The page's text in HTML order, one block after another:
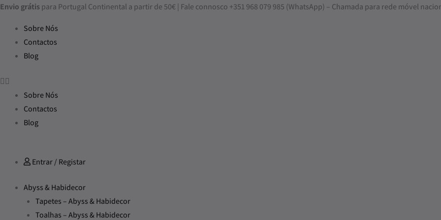
Skip
content
Envio grátispara Portugal Continental a partir de 50€ | Fale connosco +351 968 079 985 (WhatsApp) – Chamada para rede móvel
Sobre Nós
Contactos
Blog
Sobre Nós
Contactos
Blog
Entrar / Registar
Abyss & Habidecor
Tapetes – Abyss & Habidecor
Toalhas – Abyss & Habidecor